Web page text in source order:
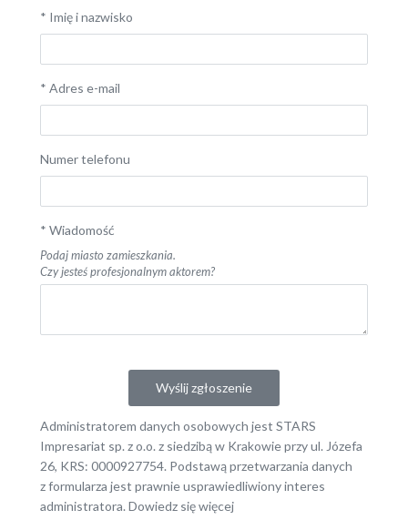
* Imię i nazwisko
* Adres e-mail
Numer telefonu
* Wiadomość
Podaj miasto zamieszkania.
Czy jesteś profesjonalnym aktorem?
Wyślij zgłoszenie
Administratorem danych osobowych jest STARS
Impresariat sp. z o.o. z siedzibą w Krakowie przy ul. Józefa
26, KRS: 0000927754. Podstawą przetwarzania danych
z formularza jest prawnie usprawiedliwiony interes
administratora. Dowiedz się więcej